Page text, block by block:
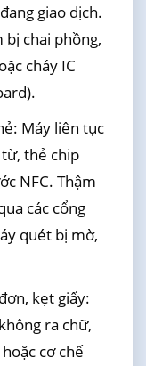
giao dịch.
chai phồng,
cháy IC
Máy liên tục
thẻ chip
NFC. Thậm
các cổng
quét bị mờ,
kẹt giấy:
ra chữ,
cơ chế